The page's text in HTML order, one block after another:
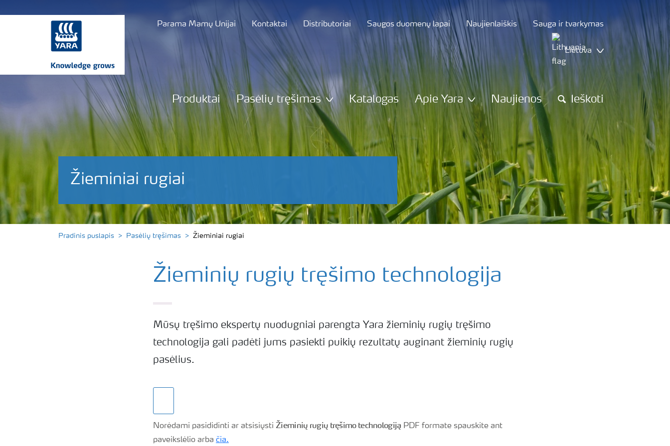
Parama Mamų Unijai Kontaktai Distributoriai Saugos duomenų lapai Naujienlaiškis Sauga ir tvarkymas
Lietuva
Produktai Pasėlių tręšimas Katalogas Apie Yara Naujienos Ieškoti
Žieminiai rugiai
Pradinis puslapis Pasėlių tręšimas Žieminiai rugiai
Žieminių rugių tręšimo technologija
Mūsų tręšimo ekspertų nuodugniai parengta Yara žieminių rugių tręšimo
technologija gali padėti jums pasiekti puikių rezultatų auginant žieminių rugių
pasėlius.
Norėdami pasididinti ar atsisiųsti Žieminių rugių tręšimo technologiją PDF formate spauskite ant
paveikslėlio arba čia.